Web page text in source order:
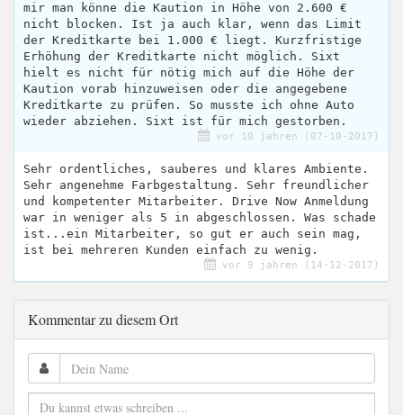
mir man könne die Kaution in Höhe von 2.600 €
nicht blocken. Ist ja auch klar, wenn das Limit
der Kreditkarte bei 1.000 € liegt. Kurzfristige
Erhöhung der Kreditkarte nicht möglich. Sixt
hielt es nicht für nötig mich auf die Höhe der
Kaution vorab hinzuweisen oder die angegebene
Kreditkarte zu prüfen. So musste ich ohne Auto
wieder abziehen. Sixt ist für mich gestorben.
vor 10 jahren (07-10-2017)
Sehr ordentliches, sauberes und klares Ambiente.
Sehr angenehme Farbgestaltung. Sehr freundlicher
und kompetenter Mitarbeiter. Drive Now Anmeldung
war in weniger als 5 in abgeschlossen. Was schade
ist...ein Mitarbeiter, so gut er auch sein mag,
ist bei mehreren Kunden einfach zu wenig.
vor 9 jahren (14-12-2017)
Kommentar zu diesem Ort